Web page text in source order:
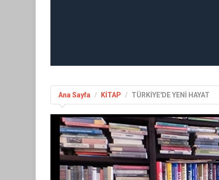
Ana Sayfa KİTAP TÜRKİYE'DE YENİ HAYAT